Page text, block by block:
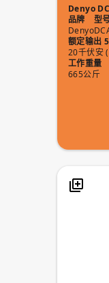
Denyo
品牌
Denyo
型
额定输出
20千伏安
工作重量
665公斤